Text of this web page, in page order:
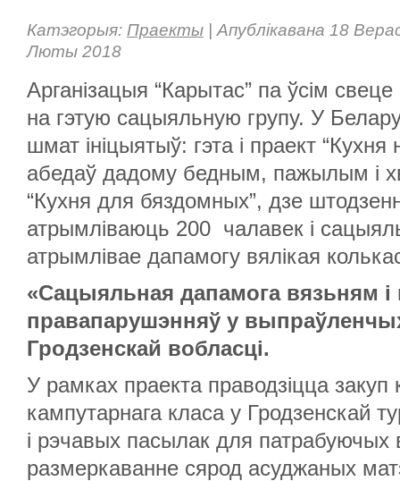
Катэгорыя: Праекты | Апублікавана 18
Люты 2018
Арганізацыя “Карытас” па ўсім
на гэтую сацыяльную групу. У
шмат ініцыятыў: гэта і праект “Кухня
абедаў дадому бедным, пажылым і
“Кухня для бяздомных”, дзе
атрымліваюць 200 чалавек і
атрымлівае дапамогу вялікая
«Сацыяльная дапамога вязьням і
правапарушэнняў у
Гродзенскай вобласці.
У рамках праекта праводзіцца
кампутарнага класа у Гродзенскай
і рэчавых пасылак для патрабуючых
размеркаванне сярод асуджаных